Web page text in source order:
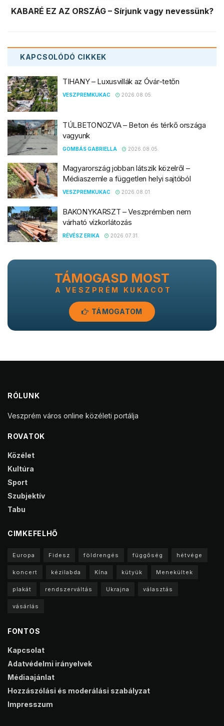
KABARÉ EZ AZ ORSZÁG – Sírjunk vagy nevessünk?
KAPCSOLÓDÓ CIKKEK
TIHANY – Luxusvillák az Óvár-tetőn
VESZPREMKUKAC 2026.08.05.
TÚLBETONOZVA – Beton és térkő országa
vagyunk
GOMBÁS GABRIELLA 2026.08.05.
Magyarország jobban látszik közelről –
Médiaszemle a független helyi sajtóból
VESZPREMKUKAC 2026.08.01.
BAKONYKARSZT – Veszprémben nem
várható vízkorlátozás
RÉVÉSZ ERIKA 2026.07.31.
TÁMOGASD MOST
A VESZPRÉM KUKACOT
TÁMOGATOM
RÓLUNK
Veszprém város online közéleti portálja
ROVATOK
Közélet
Kultúra
Sport
Szubjektív
Tabu
CIMKEFELHŐ
Europa Fidesz földrengés függőség hétvége
koncert kézilabda Kína kütyük Menekültek
plakát rendszerváltás Ukrajna választás
vásárlás
FONTOS
Kapcsolat
Adatvédelmi irányelvek
Médiaajánlat
Hozzászólási és moderálási szabályzat
Impresszum